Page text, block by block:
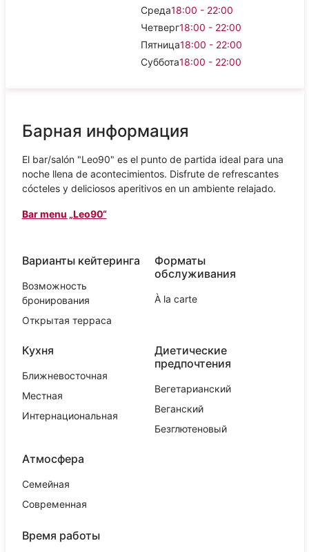
Среда18:00 - 22:00
Четверг18:00 - 22:00
Пятница18:00 - 22:00
Суббота18:00 - 22:00
Барная информация
El bar/salón "Leo90" es el punto de partida ideal para una
noche llena de acontecimientos. Disfrute de refrescantes
cócteles y deliciosos aperitivos en un ambiente relajado.
Bar menu „Leo90“
Варианты кейтеринга
Возможность
бронирования
Открытая терраса
Форматы
обслуживания
À la carte
Кухня
Ближневосточная
Местная
Интернациональная
Диетические
предпочтения
Вегетарианский
Веганский
Безглютеновый
Атмосфера
Семейная
Современная
Время работы